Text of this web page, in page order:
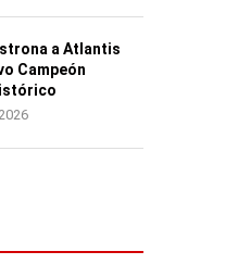
a Atlantis
Campeón